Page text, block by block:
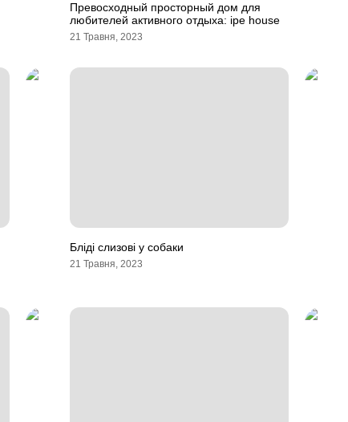
Превосходный просторный дом для
любителей активного отдыха: ipe house
21 Травня, 2023
Бліді слизові у собаки
21 Травня, 2023